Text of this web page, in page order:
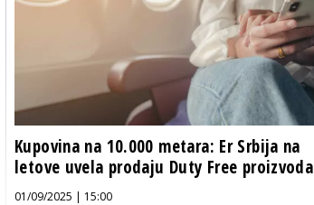
Kupovina na 10.000 metara: Er Srbija na
letove uvela prodaju Duty Free proizvoda
01/09/2025 | 15:00